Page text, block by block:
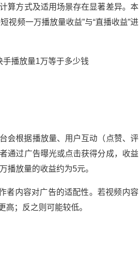
算方式及适用场景存在显著差异。本
视频一万播放量收益”与“直播收益”进
会根据播放量、用户互动（点赞、评
通过广告曝光或点击获得分成，收益
播放量的收益约为5元。
者内容对广告的适配性。若视频内容
；反之则可能较低。